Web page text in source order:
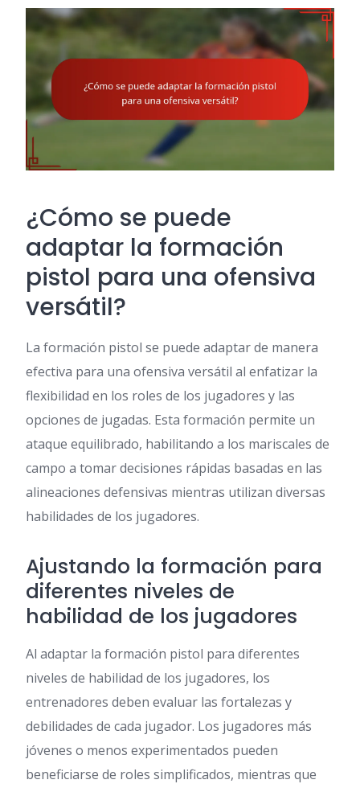
¿Cómo se puede
adaptar la formación
pistol para una ofensiva
versátil?
La formación pistol se puede adaptar de manera
efectiva para una ofensiva versátil al enfatizar la
flexibilidad en los roles de los jugadores y las
opciones de jugadas. Esta formación permite un
ataque equilibrado, habilitando a los mariscales de
campo a tomar decisiones rápidas basadas en las
alineaciones defensivas mientras utilizan diversas
habilidades de los jugadores.
Ajustando la formación para
diferentes niveles de
habilidad de los jugadores
Al adaptar la formación pistol para diferentes
niveles de habilidad de los jugadores, los
entrenadores deben evaluar las fortalezas y
debilidades de cada jugador. Los jugadores más
jóvenes o menos experimentados pueden
beneficiarse de roles simplificados, mientras que